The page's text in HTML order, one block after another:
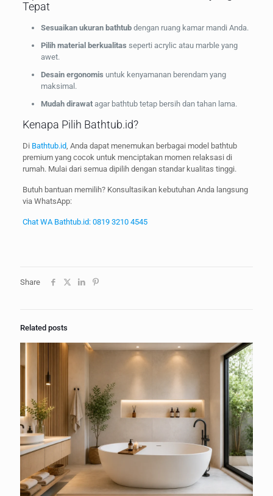
Tepat
Sesuaikan ukuran bathtubdengan ruang kamar mandi Anda.
Pilih material berkualitas seperti acrylic atau marble yang
awet.
Desain ergonomis untuk kenyamanan berendam yang
maksimal.
Mudah dirawatagar bathtub tetap bersih dan tahan lama.
Kenapa Pilih Bathtub.id?
Di Bathtub.id, Anda dapat menemukan berbagai model bathtub
premium yang cocok untuk menciptakan momen relaksasi di
rumah. Mulai dari semua dipilih dengan standar kualitas tinggi.
Butuh bantuan memilih? Konsultasikan kebutuhan Anda langsung
via WhatsApp:
Chat WA Bathtub.id: 0819 3210 4545
Share
Related posts